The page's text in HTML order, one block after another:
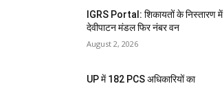
IGRS Portal: शिकायतों के निस्तारण में
देवीपाटन मंडल फिर नंबर वन
August 2, 2026
UP में 182 PCS अधिकारियों का